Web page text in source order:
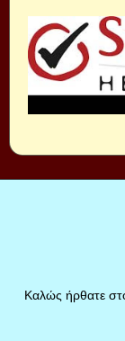
Καλώς ήρθατε